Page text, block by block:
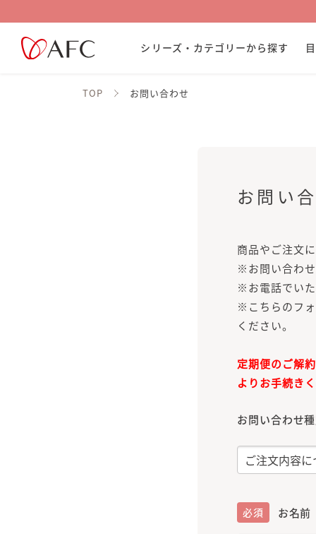
シリーズ・カテゴリーから探す
TOP お問い合わせ
お問い
商品やご注文
※お問い合わ
※お電話でい
※こちらのフ
ください。
定期便のご解
よりお手続きく
お問い合わせ
必須 お名前